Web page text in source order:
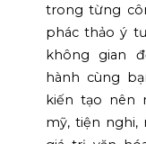
trong từng
phác thảo ý
không gian
hành cùng
kiến tạo nên
mỹ, tiện nghi,